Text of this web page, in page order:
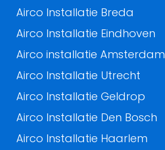
Airco Installatie Breda
Airco Installatie Eindhoven
Airco installatie Amsterdam
Airco Installatie Utrecht
Airco Installatie Geldrop
Airco Installatie Den Bosch
Airco Installatie Haarlem